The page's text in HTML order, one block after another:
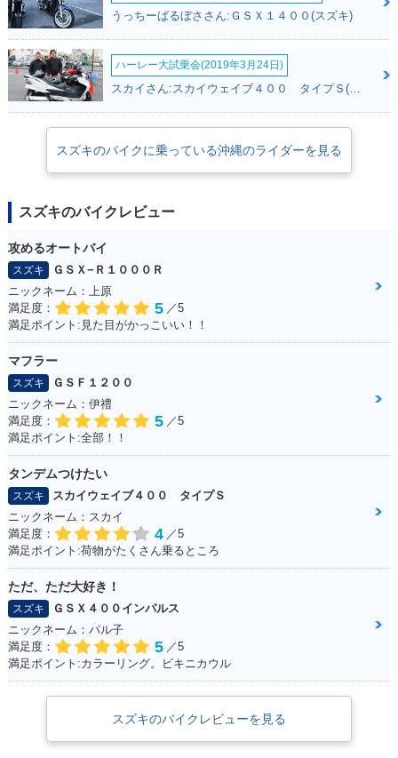
うっちーばるぼささん:ＧＳＸ１４００(スズキ)
ハーレー大試乗会(2019年3月24日)
スズキのバイクに乗っている沖縄のライダーを見る
スズキのバイクレビュー
攻めるオートバイ
スズキ
ＧＳＸ−Ｒ１０００Ｒ
ニックネーム：上原
満足度：
5 ／5
満足ポイント:見た目がかっこいい！！
マフラー
スズキ
ＧＳＦ１２００
ニックネーム：伊禮
満足度：
5 ／5
満足ポイント:全部！！
タンデムつけたい
スズキ
スカイウェイブ４００ タイプＳ
ニックネーム：スカイ
満足度：
4 ／5
満足ポイント:荷物がたくさん乗るところ
ただ、ただ大好き！
スズキ
ＧＳＸ４００インパルス
ニックネーム：パル子
満足度：
5 ／5
満足ポイント:カラーリング。ビキニカウル
スズキのバイクレビューを見る